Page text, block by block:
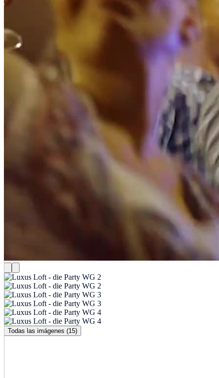
Todas las imágenes (15)
Luxus Loft - die Party WG